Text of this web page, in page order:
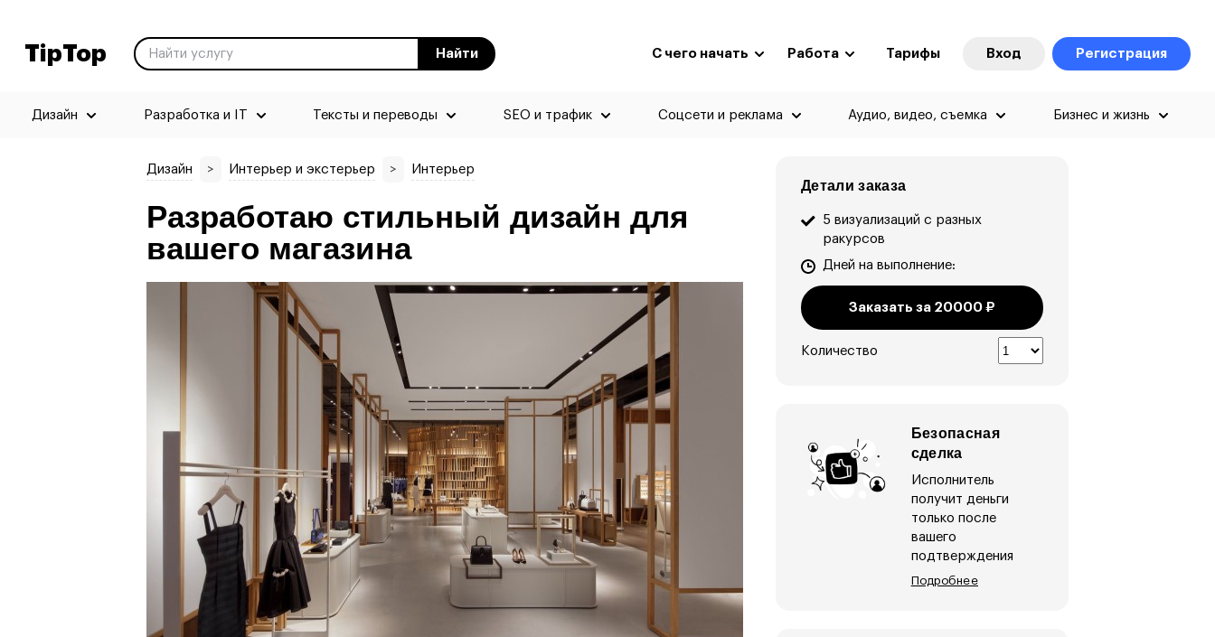
TipTop Найти С чего начать Работа Тарифы Вход Регистрация
Дизайн Разработка и IT Тексты и переводы SEO и трафик Соцсети и реклама Аудио, видео, съемка Бизнес и жизнь
Дизайн > Интерьер и экстерьер > Интерьер
Разработаю стильный дизайн для
вашего магазина
Детали заказа
5 визуализаций с разных
ракурсов
Дней на выполнение:
Заказать за 20000 ₽
Количество
Безопасная
сделка
Исполнитель
получит деньги
только после
вашего
подтверждения
Подробнее